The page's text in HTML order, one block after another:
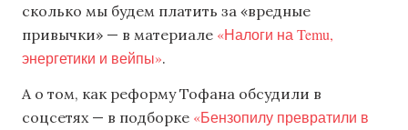
сколько мы будем платить за «вредные
привычки» — в материале «Налоги на Temu,
энергетики и вейпы».
А о том, как реформу Тофана обсудили в
соцсетях — в подборке «Бензопилу превратили в